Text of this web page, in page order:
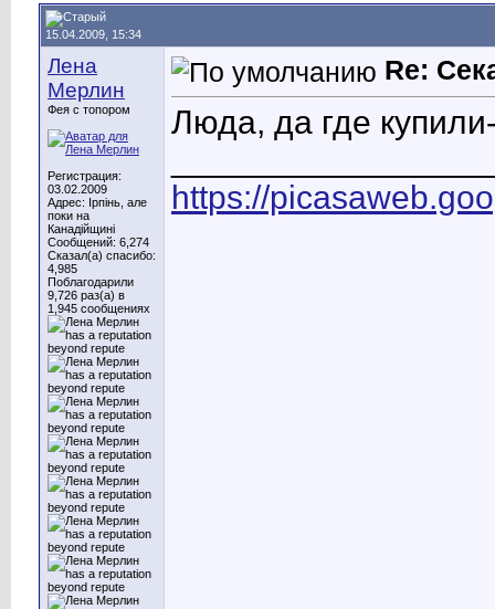
15.04.2009, 15:34
Лена
Мерлин
Фея с топором
Регистрация:
03.02.2009
Адрес: Ірпінь, але
поки на
Канадійщині
Сообщений: 6,274
Сказал(а) спасибо:
4,985
Поблагодарили
9,726 раз(а) в
1,945 сообщениях
Re:
Люда, да где
https://